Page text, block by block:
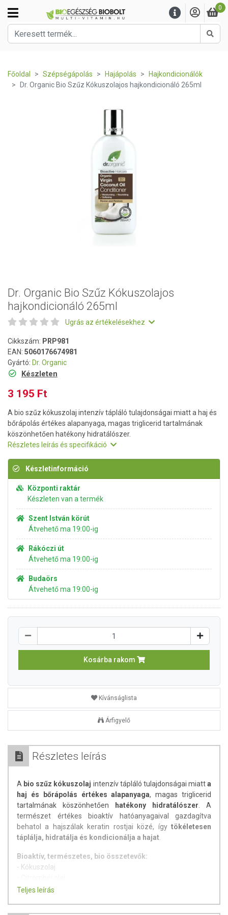
0
Főoldal Szépségápolás Hajápolás
Hajkondicionálók
Dr. Organic Bio Szűz Kókuszolajos hajkondicionáló 265ml
Dr. Organic Bio Szűz Kókuszolajos
hajkondicionáló 265ml
Ugrás az értékelésekhez
Cikkszám: PRP981
EAN: 5060176674981
Gyártó: Dr. Organic
Készleten
3 195 Ft
A bio szűz kókuszolaj intenzív tápláló tulajdonságai miatt a haj és
bőrápolás értékes alapanyaga, magas triglicerid tartalmának
köszönhetően hatékony hidratálószer.
Részletes leírás és specifikáció
Készletinformáció
Központi raktár
Készleten van a termék
Szent István körút
Átvehető ma 19:00-ig
Rákóczi út
Átvehető ma 19:00-ig
Budaörs
Átvehető ma 19:00-ig
Kosárba rakom
Kívánságlista
Árfigyelő
Részletes leírás
A bio szűz kókuszolaj intenzív tápláló tulajdonságai miatta
haj és bőrápolás értékes alapanyaga, magas triglicerid
tartalmának köszönhetően
hatékony hidratálószer . A
természet értékes bioaktív hatóanyagaival gazdagítva
behatol a hajszálak keratin rostjai közé, így tökéletesen
táplálja, hidratálja és kondicionálja a hajat
Bioaktív, természetes, bio összetevők:
- Kókuszolaj
- Kókusz kivonat
Teljes leírás